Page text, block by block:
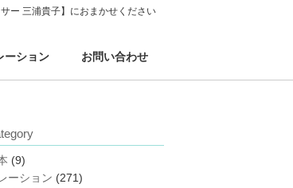
ー 三浦貴子】におまかせください
ーション お問い合わせ
(9)
ーション (271)